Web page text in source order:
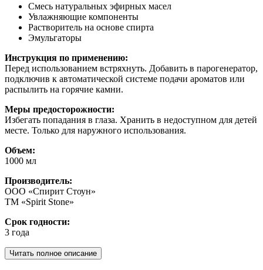
Смесь натуральных эфирных масел
Увлажняющие компоненты
Растворитель на основе спирта
Эмульгаторы
Инструкция по применению:
Перед использованием встряхнуть. Добавить в парогенератор,
подключив к автоматической системе подачи ароматов или
распылить на горячие камни.
Меры предосторожности:
Избегать попадания в глаза. Хранить в недоступном для детей
месте. Только для наружного использования.
Объем:
1000 мл
Производитель:
ООО «Спирит Стоун»
ТМ «Spirit Stone»
Срок годности:
3 года
Читать полное описание